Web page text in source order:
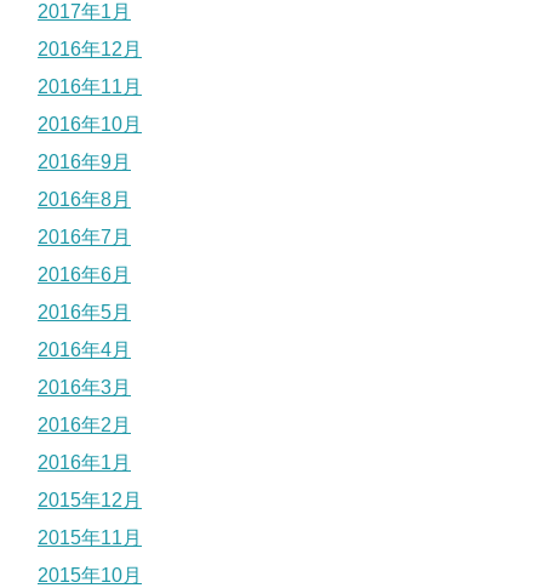
2017年1月
2016年12月
2016年11月
2016年10月
2016年9月
2016年8月
2016年7月
2016年6月
2016年5月
2016年4月
2016年3月
2016年2月
2016年1月
2015年12月
2015年11月
2015年10月